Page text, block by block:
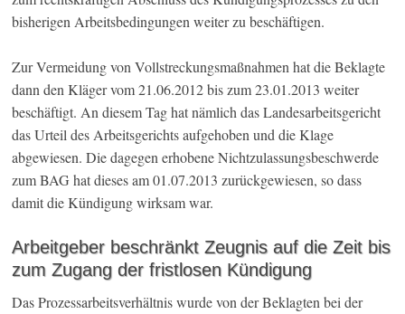
bisherigen Arbeitsbedingungen weiter zu beschäftigen.
Zur Vermeidung von Vollstreckungsmaßnahmen hat die Beklagte
dann den Kläger vom 21.06.2012 bis zum 23.01.2013 weiter
beschäftigt. An diesem Tag hat nämlich das Landesarbeitsgericht
das Urteil des Arbeitsgerichts aufgehoben und die Klage
abgewiesen. Die dagegen erhobene Nichtzulassungsbeschwerde
zum BAG hat dieses am 01.07.2013 zurückgewiesen, so dass
damit die Kündigung wirksam war.
Arbeitgeber beschränkt Zeugnis auf die Zeit bis
zum Zugang der fristlosen Kündigung
Das Prozessarbeitsverhältnis wurde von der Beklagten bei der